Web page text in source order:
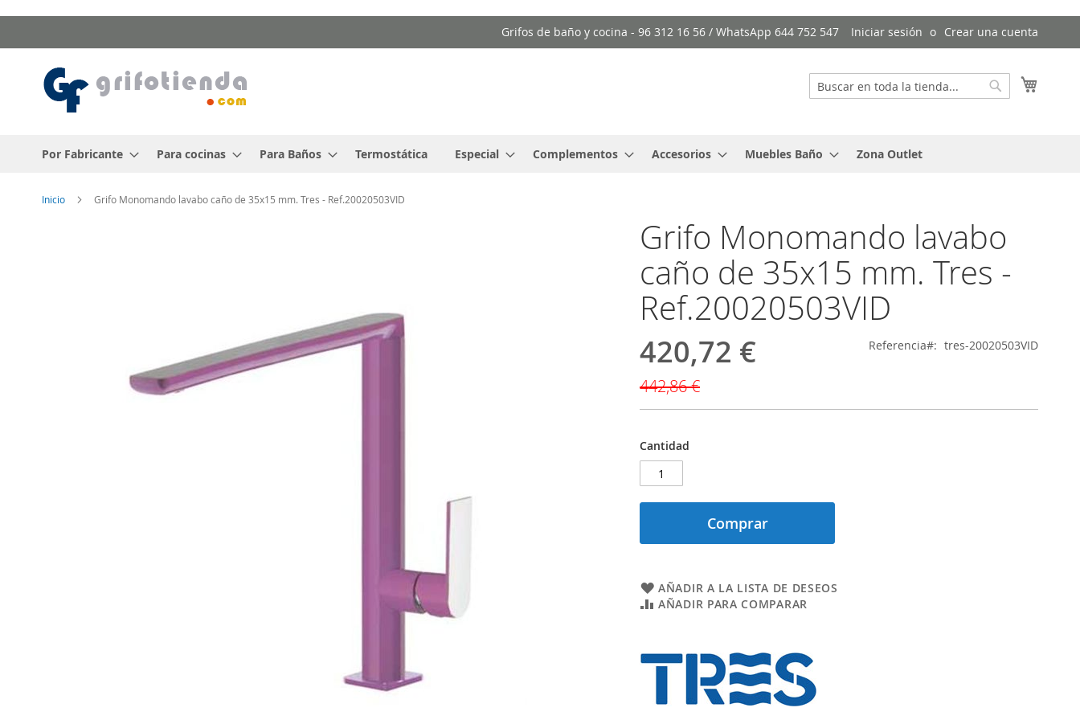
al
Grifos de baño y cocina - 96 312 16 56 / WhatsApp 644 752 547 Iniciar sesión Crear una cuenta
Buscar
Por Fabricante Para cocinas Para Baños Termostática Especial Complementos Accesorios Muebles Baño Zona Outlet
Inicio Grifo Monomando lavabo caño de 35x15 mm. Tres - Ref.20020503VID
Grifo Monomando lavabo
caño de 35x15 mm. Tres -
Ref.20020503VID
Precio
especial
420,72 €
442,86 €
Referencia tres-20020503VID
Cantidad
Comprar
AÑADIR A LA LISTA DE DESEOS
AÑADIR PARA COMPARAR